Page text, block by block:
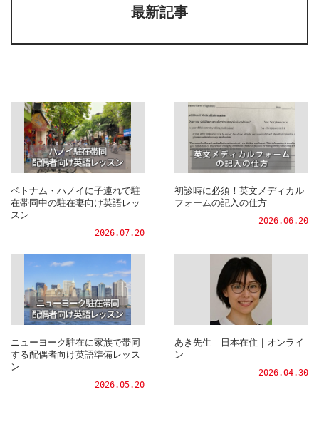
最新記事
ベトナム・ハノイに子連れで駐
在帯同中の駐在妻向け英語レッ
スン
2026.07.20
初診時に必須！英文メディカル
フォームの記入の仕方
2026.06.20
ニューヨーク駐在に家族で帯同
する配偶者向け英語準備レッス
ン
2026.05.20
あき先生｜日本在住｜オンライ
ン
2026.04.30